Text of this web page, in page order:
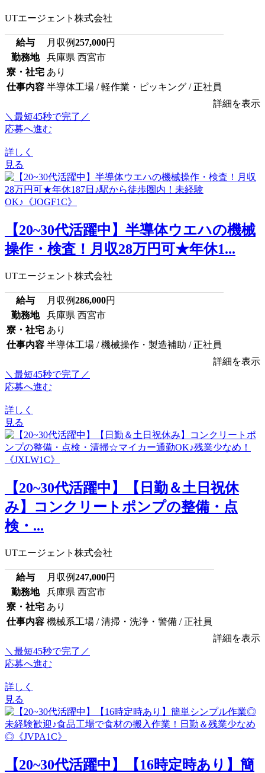
UTエージェント株式会社
給与 月収例257,000円
勤務地
兵庫県 西宮市
寮・社宅 あり
仕事内容 半導体工場 / 軽作業・ピッキング / 正社員
詳細を表示
＼最短45秒で完了／
応募へ進む
詳しく
見る
【20~30代活躍中】半導体ウエハの機械
操作・検査！月収28万円可★年休1...
UTエージェント株式会社
給与 月収例286,000円
勤務地
兵庫県 西宮市
寮・社宅 あり
仕事内容 半導体工場 / 機械操作・製造補助 / 正社員
詳細を表示
＼最短45秒で完了／
応募へ進む
詳しく
見る
【20~30代活躍中】【日勤＆土日祝休
み】コンクリートポンプの整備・点
検・...
UTエージェント株式会社
給与 月収例247,000円
勤務地
兵庫県 西宮市
寮・社宅 あり
仕事内容 機械系工場 / 清掃・洗浄・警備 / 正社員
詳細を表示
＼最短45秒で完了／
応募へ進む
詳しく
見る
【20~30代活躍中】【16時定時あり】簡